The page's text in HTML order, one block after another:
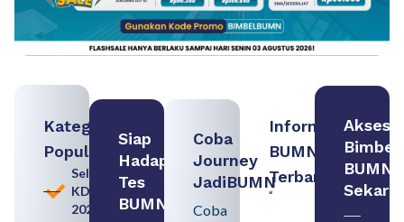
Kategori
Populer
Seleksi
KDKMP
2026
Siap
Hadapi
Tes
BUMN
Coba
Journey
JadiBUMN
Coba
Informasi
BUMN
Terbaru:
Akses
Bimbel
BUMN